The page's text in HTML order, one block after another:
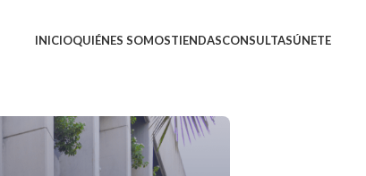
INICIOQUIÉNES SOMOSTIENDASCONSULTASÚNETE